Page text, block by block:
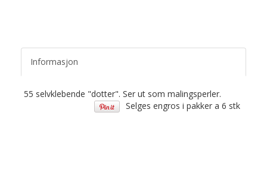
Informasjon
55 selvklebende "dotter". Ser ut som malingsperler.
Selges engros i pakker a 6 stk